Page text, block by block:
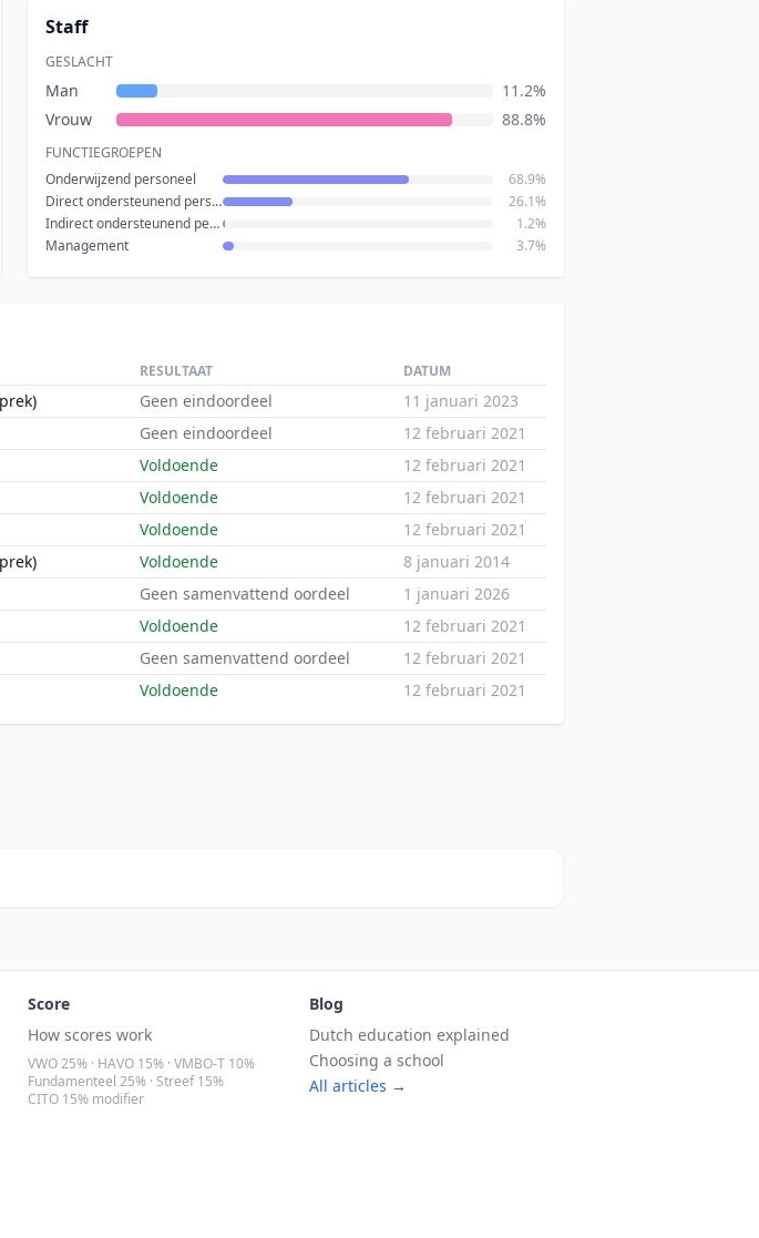
Staff
GESLACHT
Man
11.2%
Vrouw
88.8%
FUNCTIEGROEPEN
Onderwijzend personeel
68.9%
Direct ondersteunend personeel
26.1%
Indirect ondersteunend personeel
1.2%
Management
3.7%
RESULTAAT DATUM
Geen eindoordeel
11 januari 2023
Geen eindoordeel
12 februari 2021
Voldoende
12 februari 2021
Voldoende
12 februari 2021
Voldoende
12 februari 2021
Voldoende
8 januari 2014
Geen samenvattend oordeel
1 januari 2026
Voldoende
12 februari 2021
Geen samenvattend oordeel
12 februari 2021
Voldoende 12 februari 2021
Score
How scores work
VWO 25% · HAVO 15% · VMBO-T 10%
Fundamenteel 25% · Streef 15%
CITO 15% modifier
Blog
Dutch education explained
Choosing a school
All articles →